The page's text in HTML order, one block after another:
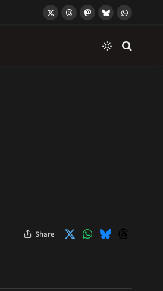
X
ThreadsMastodon
BlueskyWhatsApp
Share